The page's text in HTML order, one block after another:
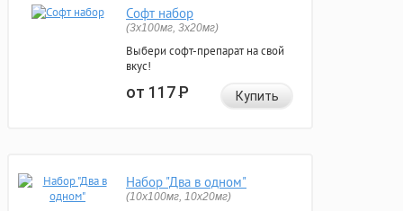
Софт набор
(3x100мг, 3x20мг)
Выбери софт-препарат на свой
вкус!
от 117Р Купить
Набор "Два в одном"
(10x100мг, 10x20мг)